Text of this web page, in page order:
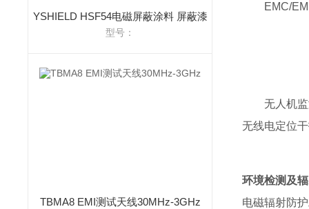
YSHIELD HSF54电磁屏蔽涂料 屏蔽漆
型号：
TBMA8 EMI测试天线30MHz-3GHz
EMC/
无人机
无线电定位
环境检测及
电磁辐射防